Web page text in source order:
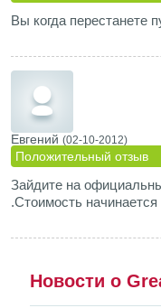
Вы когда перестанете
Евгений (02-10-2012)
Положительный отзыв
Зайдите на
.Стоимость
Новости о